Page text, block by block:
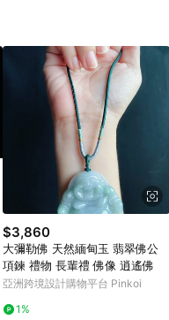
$3,860
大彌勒佛 天然緬甸玉 翡翠佛公
項鍊 禮物 長輩禮 佛像 逍遙佛
亞洲跨境設計購物平台 Pinkoi
1%